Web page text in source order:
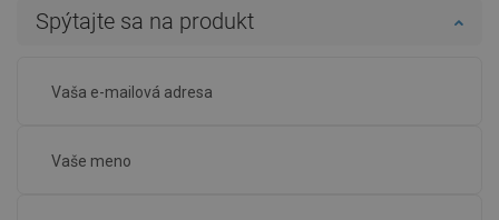
Spýtajte sa na produkt